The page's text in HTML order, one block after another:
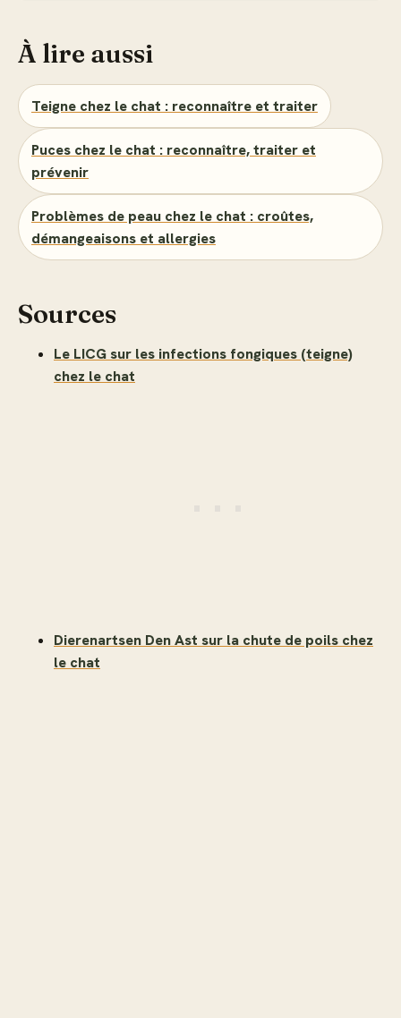
À lire aussi
Teigne chez le chat : reconnaître et traiter
Puces chez le chat : reconnaître, traiter et
prévenir
Problèmes de peau chez le chat : croûtes,
démangeaisons et allergies
Sources
Le LICG sur les infections fongiques (teigne)
chez le chat
Dierenartsen Den Ast sur la chute de poils chez
le chat